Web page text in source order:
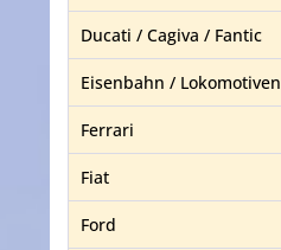
Ducati / Cagiva / Fantic
Eisenbahn / Lokomotiven
Ferrari
Fiat
Ford